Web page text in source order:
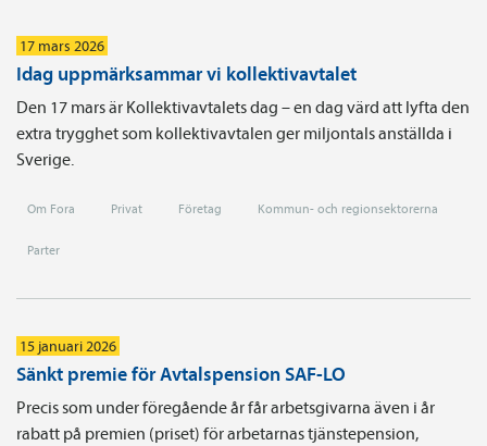
17 mars 2026
Idag uppmärksammar vi kollektivavtalet
Den 17 mars är Kollektivavtalets dag – en dag värd att lyfta den
extra trygghet som kollektivavtalen ger miljontals anställda i
Sverige.
Om Fora Privat Företag Kommun- och regionsektorerna
Parter
15 januari 2026
Sänkt premie för Avtalspension SAF-LO
Precis som under föregående år får arbetsgivarna även i år
rabatt på premien (priset) för arbetarnas tjänste­pension,